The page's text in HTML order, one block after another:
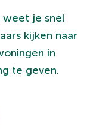
je snel
kijken naar
in
te geven.